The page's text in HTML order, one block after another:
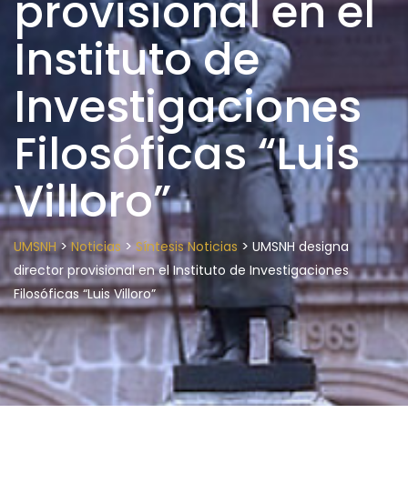
provisional en el
Instituto de
Investigaciones
Filosóficas “Luis
Villoro”
UMSNH> Noticias > Síntesis Noticias > UMSNH designa
director provisional en el Instituto de Investigaciones
Filosóficas “Luis Villoro”